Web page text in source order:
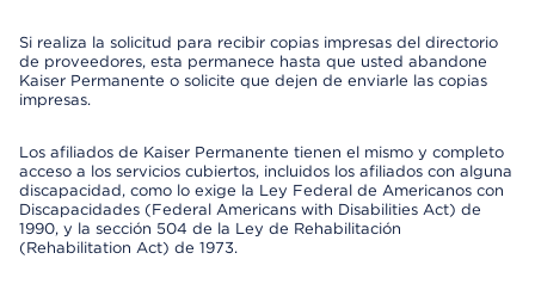
Si realiza la solicitud para recibir copias impresas del directorio
de proveedores, esta permanece hasta que usted abandone
Kaiser Permanente o solicite que dejen de enviarle las copias
impresas.
Los afiliados de Kaiser Permanente tienen el mismo y completo
acceso a los servicios cubiertos, incluidos los afiliados con alguna
discapacidad, como lo exige la Ley Federal de Americanos con
Discapacidades (Federal Americans with Disabilities Act) de
1990, y la sección 504 de la Ley de Rehabilitación
(Rehabilitation Act) de 1973.